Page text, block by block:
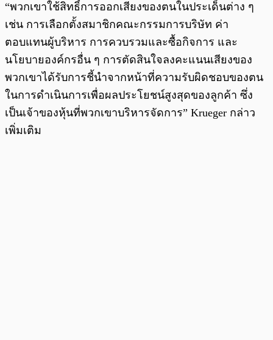
“พวกเขาใช้สิทธิ์การออกเสียงของตนในประเด็นต่าง ๆ
เช่น การเลือกตั้งสมาชิกคณะกรรมการบริษัท ค่า
ตอบแทนผู้บริหาร การควบรวมและซื้อกิจการ และ
นโยบายองค์กรอื่น ๆ การตัดสินใจลงคะแนนเสียงของ
พวกเขาได้รับการชี้นำจากหน้าที่ความรับผิดชอบของตน
ในการดำเนินการเพื่อผลประโยชน์สูงสุดของลูกค้า ซึ่ง
เป็นเจ้าของหุ้นที่พวกเขาบริหารจัดการ” Krueger กล่าว
เพิ่มเติม